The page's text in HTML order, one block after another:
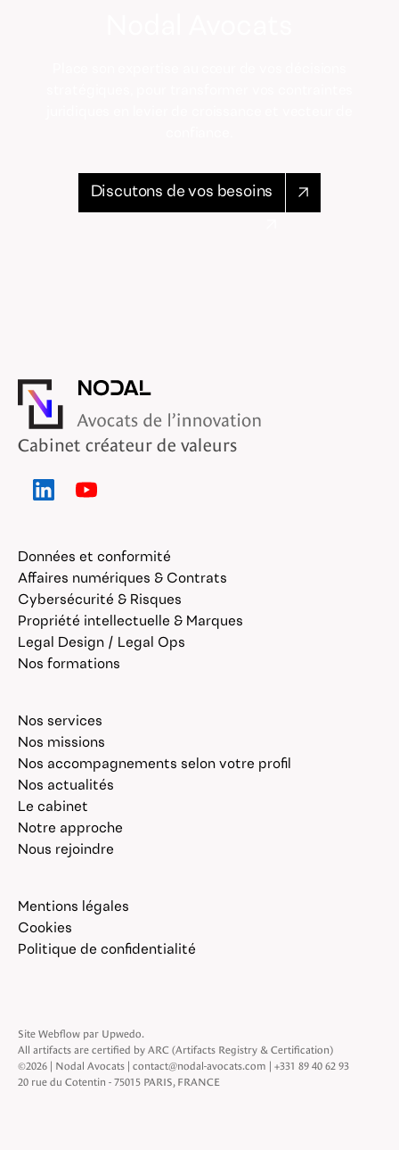
Discutons de vos besoins
Cabinet créateur de valeurs
Données et conformité
Affaires numériques & Contrats
Cybersécurité & Risques
Propriété intellectuelle & Marques
Legal Design / Legal Ops
Nos formations
Nos services
Nos missions
Nos accompagnements selon votre profil
Nos actualités
Le cabinet
Notre approche
Nous rejoindre
Mentions légales
Cookies
Politique de confidentialité
©2026 | Nodal Avocats | contact@nodal-avocats.com | +331 89 40 62 93
20 rue du Cotentin - 75015 PARIS, FRANCE
Site Webflow par Upwedo.
All artifacts are certified by ARC (Artifacts Registry & Certification)